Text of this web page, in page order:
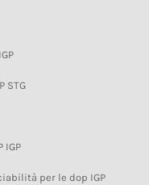
STG
IGP
per le dop IGP